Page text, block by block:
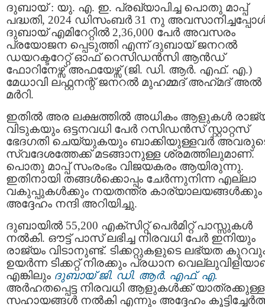
ദുബായ് : യു. എ. ഇ. പ്രഖ്യാപിച്ച പൊതു മാപ്പ്
പദ്ധതി, 2024 ഡിസംബർ 31 നു
ദുബായ് എമിറേറ്റിൽ 2,36,000 പേർ അവസരം
പ്രയോജന പ്പെടുത്തി എന്ന് ദുബായ് ജനറൽ
ഡയറക്ടറേറ്റ് ഓഫ് റെസിഡൻസി ആൻഡ്
ഫോറിനേഴ്സ് അഫയേഴ്സ് (ജി. ഡി. ആർ. എഫ്. എ.)
മേധാവി ലഫ്റ്റനന്റ് ജനറൽ മുഹമ്മദ്‌ അഹ്‌മദ്‌ അൽ
മർറി.
ഇതിൽ അര ലക്ഷത്തിൽ അധികം ആളുകൾ
വിടുകയും ഒട്ടനവധി പേർ റസിഡൻസ് സ്റ്റാറ്റസ്
ഭേദഗതി ചെയ്യുകയും ബാക്കിയുള്ളവർ
സ്വദേശത്തേക്ക് മടങ്ങാനുള്ള ശ്രമത്തിലുമാണ്.
പൊതു മാപ്പ് സംരംഭം വിജയകരം ആയിരുന്നു.
ഇതിനായി തങ്ങൾക്കൊപ്പം ചേർന്നുനിന്ന എല്ലാ
വകുപ്പുകൾക്കും നയതന്ത്ര കാര്യാലയങ്ങൾക്കും
അദ്ദേഹം നന്ദി അറിയിച്ചു.
ദുബായിൽ 55,200 എക്‌സിറ്റ് പെർമിറ്റ് പാസ്സുകൾ
നൽകി. ഔട്ട് പാസ് ലഭിച്ച നിരവധി പേർ ഇനിയും
രാജ്യം വിടാനുണ്ട്. ടിക്കറ്റുകളുടെ ലഭ്യത
ഉയർന്ന ടിക്കറ്റ് നിരക്കും പ്രധാന
എങ്കിലും ദുബായ് ജി. ഡി. ആർ. എഫ്. എ.
അർഹതപ്പെട്ട നിരവധി ആളുകൾക്ക് യാത്രക്കുള്ള
സഹായങ്ങൾ നൽകി എന്നും അദ്ദേഹം